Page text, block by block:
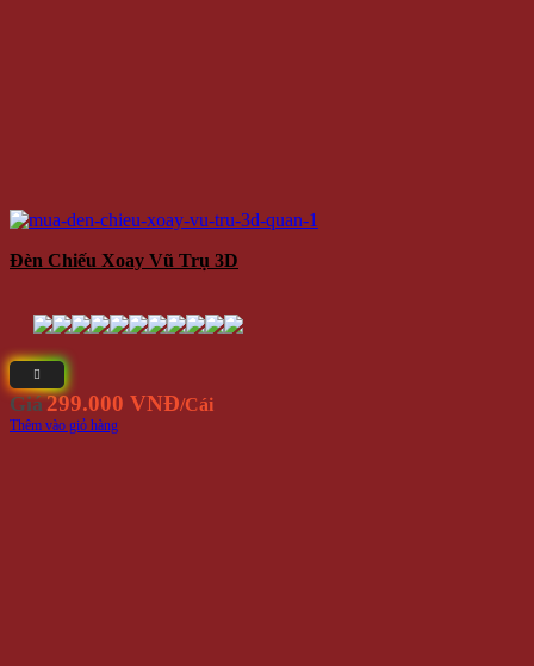
Đèn Chiếu Xoay Vũ Trụ 3D
Giá299.000 VNĐ/Cái
Thêm vào giỏ hàng